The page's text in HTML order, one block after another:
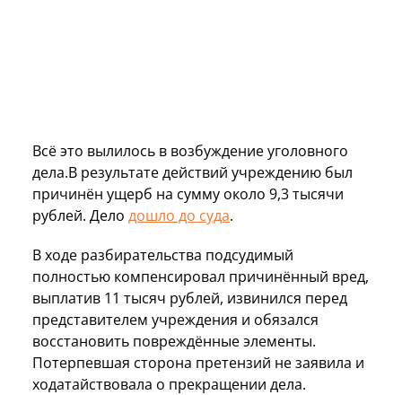
Всё это вылилось в возбуждение уголовного
дела.В результате действий учреждению был
причинён ущерб на сумму около 9,3 тысячи
рублей. Дело дошло до суда.
В ходе разбирательства подсудимый
полностью компенсировал причинённый вред,
выплатив 11 тысяч рублей, извинился перед
представителем учреждения и обязался
восстановить повреждённые элементы.
Потерпевшая сторона претензий не заявила и
ходатайствовала о прекращении дела.